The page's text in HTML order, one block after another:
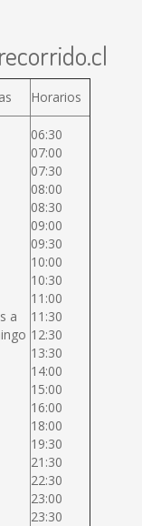
Horarios
a
06:30
07:00
07:30
08:00
08:30
09:00
09:30
10:00
10:30
11:00
11:30
12:30
13:30
14:00
15:00
16:00
18:00
19:30
21:30
22:30
23:00
23:30